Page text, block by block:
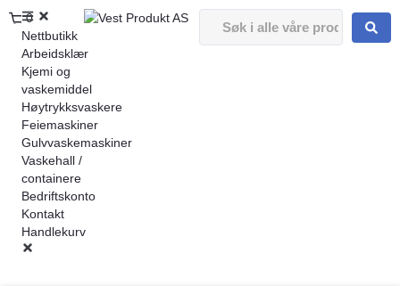
0
Nettbutikk
Arbeidsklær
Kjemi og
vaskemiddel
Høytrykksvaskere
Feiemaskiner
Gulvvaskemaskiner
Vaskehall /
containere
Bedriftskonto
Kontakt
Handlekurv